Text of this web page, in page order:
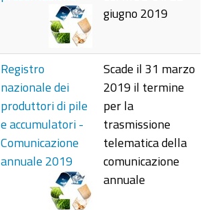
giugno 2019
Registro
nazionale dei
produttori di pile
e accumulatori -
Comunicazione
annuale 2019
Scade il 31 marzo
2019 il termine
per la
trasmissione
telematica della
comunicazione
annuale